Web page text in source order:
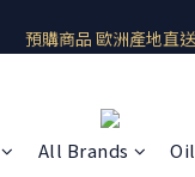
即期良品上架  最新優惠快帶
預購商品 歐洲產地直送
All Brands